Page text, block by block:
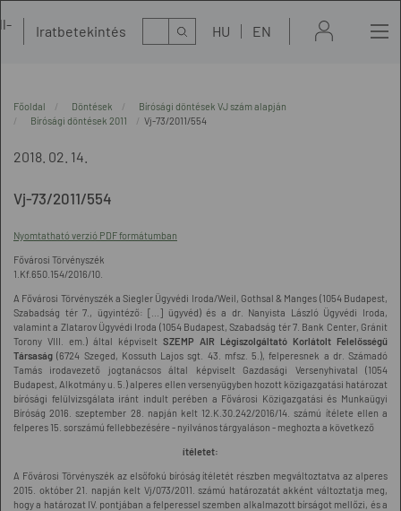
Iratbetekintés Kereső HU EN
Főoldal Döntések
Bírósági döntések VJ szám alapján
Bírósági döntések 2011
Vj-73/2011/554
2018. 02. 14.
Vj-73/2011/554
Nyomtatható verzió PDF formátumban
Fővárosi Törvényszék
1.Kf.650.154/2016/10.
A Fővárosi Törvényszék a Siegler Ügyvédi Iroda/Weil, Gothsal & Manges (1054 Budapest,
Szabadság tér 7., ügyintéző: [...] ügyvéd) és a dr. Nanyista László Ügyvédi Iroda,
valamint a Zlatarov Ügyvédi Iroda (1054 Budapest, Szabadság tér 7. Bank Center, Gránit
Torony VIII. em.) által képviselt SZEMP AIR Légiszolgáltató Korlátolt Felelősségű
Társaság (6724 Szeged, Kossuth Lajos sgt. 43. mfsz. 5.), felperesnek a dr. Számadó
Tamás irodavezető jogtanácsos által képviselt Gazdasági Versenyhivatal (1054
Budapest, Alkotmány u. 5.) alperes ellen versenyügyben hozott közigazgatási határozat
bírósági felülvizsgálata iránt indult perében a Fővárosi Közigazgatási és Munkaügyi
Bíróság 2016. szeptember 28. napján kelt 12.K.30.242/2016/14. számú ítélete ellen a
felperes 15. sorszámú fellebbezésére - nyilvános tárgyaláson - meghozta a következő
ítéletet:
A Fővárosi Törvényszék az elsőfokú bíróság ítéletét részben megváltoztatva az alperes
2015. október 21. napján kelt Vj/073/2011. számú határozatát akként változtatja meg,
hogy a határozat IV. pontjában a felperessel szemben alkalmazott bírságot mellőzi, és a